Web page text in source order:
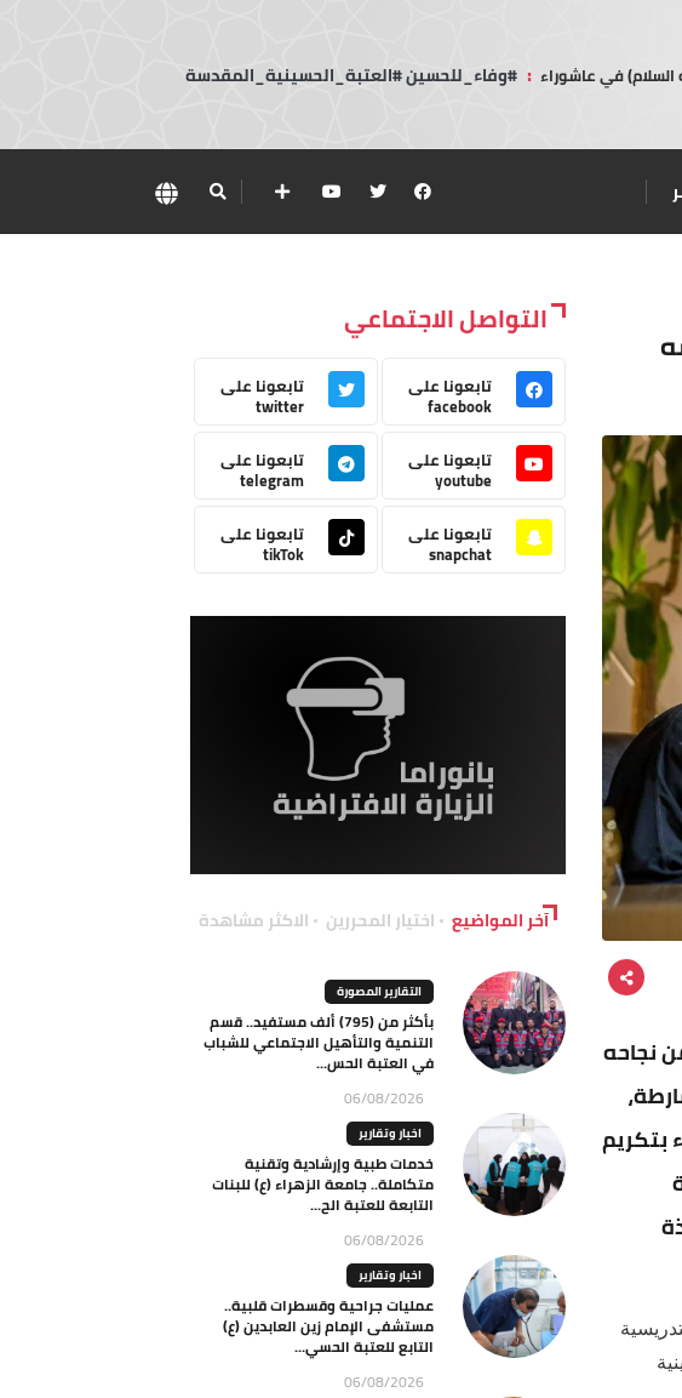
السلام) في عاشوراء : #وفاء_للحسين #العتبة_الحسينية_المقدسة
نجاحه
بتكريم
التواصل الاجتماعي
تابعونا على
facebook
تابعونا على
twitter
تابعونا على
youtube
تابعونا على
telegram
تابعونا على
snapchat
تابعونا على
tikTok
آخر المواضيع اختيار المحررين الاكثر مشاهدة
التقارير المصورة
بأكثر من (795) ألف مستفيد.. قسم
التنمية والتأهيل الاجتماعي للشباب
في العتبة الحس...
06/08/2026
اخبار وتقارير
خدمات طبية وإرشادية وتقنية
متكاملة.. جامعة الزهراء (ع) للبنات
التابعة للعتبة الح...
06/08/2026
اخبار وتقارير
عمليات جراحية وقسطرات قلبية..
مستشفى الإمام زين العابدين (ع)
التابع للعتبة الحسي...
06/08/2026